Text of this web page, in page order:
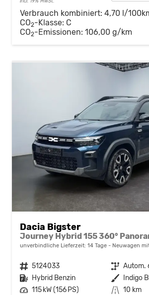
Verbrauch kombiniert: 4,70 l/
CO2-Klasse: C
CO2-Emissionen: 106,00 g/km
Dacia Bigster
unverbindliche Lieferzeit: 14 Tage Neuwagen
Fahrzeugnr. 5124033 Getriebe Autom.
Kraftstoff Hybrid Benzin Außenfarbe
Indigo
Leistung 115 kW (156 PS) Kilometerstand 10 km